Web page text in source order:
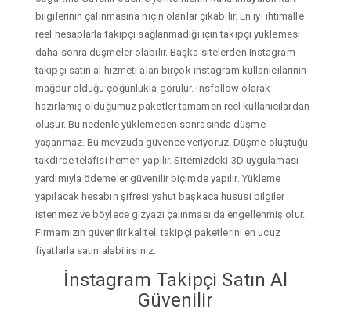
bilgilerinin çalınmasına niçin olanlar çıkabilir. En iyi ihtimalle
reel hesaplarla takipçi sağlanmadığı için takipçi yüklemesi
daha sonra düşmeler olabilir. Başka sitelerden Instagram
takipçi satın al hizmeti alan birçok instagram kullanıcılarının
mağdur olduğu çoğunlukla görülür. insfollow olarak
hazırlamış olduğumuz paketler tamamen reel kullanıcılardan
oluşur. Bu nedenle yüklemeden sonrasında düşme
yaşanmaz. Bu mevzuda güvence veriyoruz. Düşme oluştuğu
takdirde telafisi hemen yapılır. Sitemizdeki 3D uygulaması
yardımıyla ödemeler güvenilir biçimde yapılır. Yükleme
yapılacak hesabın şifresi yahut başkaca hususi bilgiler
istenmez ve böylece gizyazı çalınması da engellenmiş olur.
Firmamızın güvenilir kaliteli takipçi paketlerini en ucuz
fiyatlarla satın alabilirsiniz.
İnstagram Takipçi Satın Al
Güvenilir